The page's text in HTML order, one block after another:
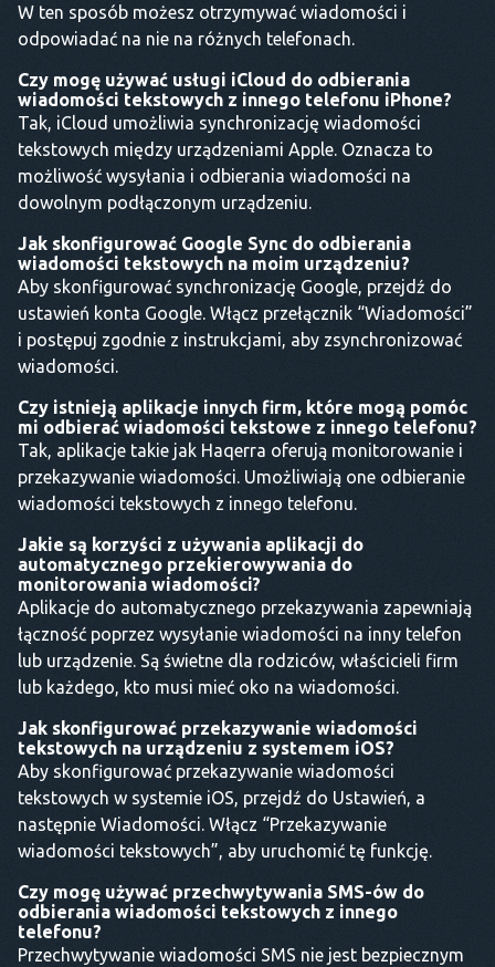
W ten sposób możesz otrzymywać wiadomości i
odpowiadać na nie na różnych telefonach.
Czy mogę używać usługi iCloud do odbierania
wiadomości tekstowych z innego telefonu iPhone?
Tak, iCloud umożliwia synchronizację wiadomości
tekstowych między urządzeniami Apple. Oznacza to
możliwość wysyłania i odbierania wiadomości na
dowolnym podłączonym urządzeniu.
Jak skonfigurować Google Sync do odbierania
wiadomości tekstowych na moim urządzeniu?
Aby skonfigurować synchronizację Google, przejdź do
ustawień konta Google. Włącz przełącznik “Wiadomości”
i postępuj zgodnie z instrukcjami, aby zsynchronizować
wiadomości.
Czy istnieją aplikacje innych firm, które mogą pomóc
mi odbierać wiadomości tekstowe z innego telefonu?
Tak, aplikacje takie jak Haqerra oferują monitorowanie i
przekazywanie wiadomości. Umożliwiają one odbieranie
wiadomości tekstowych z innego telefonu.
Jakie są korzyści z używania aplikacji do
automatycznego przekierowywania do
monitorowania wiadomości?
Aplikacje do automatycznego przekazywania zapewniają
łączność poprzez wysyłanie wiadomości na inny telefon
lub urządzenie. Są świetne dla rodziców, właścicieli firm
lub każdego, kto musi mieć oko na wiadomości.
Jak skonfigurować przekazywanie wiadomości
tekstowych na urządzeniu z systemem iOS?
Aby skonfigurować przekazywanie wiadomości
tekstowych w systemie iOS, przejdź do Ustawień, a
następnie Wiadomości. Włącz “Przekazywanie
wiadomości tekstowych”, aby uruchomić tę funkcję.
Czy mogę używać przechwytywania SMS-ów do
odbierania wiadomości tekstowych z innego
telefonu?
Przechwytywanie wiadomości SMS nie jest bezpiecznym